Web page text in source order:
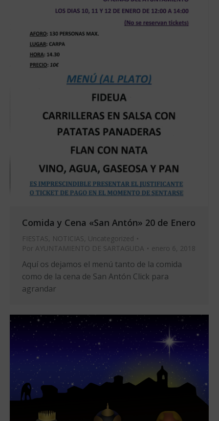
Comida y Cena «San Antón» 20 de Enero
FIESTAS, NOTICIAS, Uncategorized
Por AYUNTAMIENTO DE SARTAGUDA enero 6, 2018
Aquí os dejamos el menú tanto de la comida
como de la cena de San Antón Click para
agrandar